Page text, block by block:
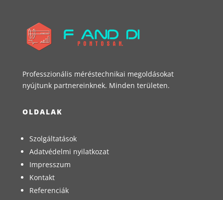
Professzionális méréstechnikai megoldásokat
nyújtunk partnereinknek. Minden területen.
OLDALAK
Szolgáltatások
Adatvédelmi nyilatkozat
Impresszum
Kontakt
Referenciák